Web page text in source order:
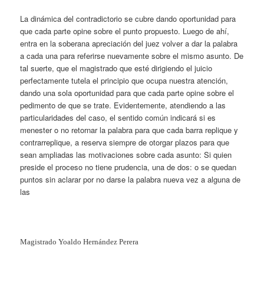
La dinámica del contradictorio se cubre dando oportunidad para
que cada parte opine sobre el punto propuesto. Luego de ahí,
entra en la soberana apreciación del juez volver a dar la palabra
a cada una para referirse nuevamente sobre el mismo asunto. De
tal suerte, que el magistrado que esté dirigiendo el juicio
perfectamente tutela el principio que ocupa nuestra atención,
dando una sola oportunidad para que cada parte opine sobre el
pedimento de que se trate. Evidentemente, atendiendo a las
particularidades del caso, el sentido común indicará si es
menester o no retornar la palabra para que cada barra replique y
contrarreplique, a reserva siempre de otorgar plazos para que
sean ampliadas las motivaciones sobre cada asunto: Si quien
preside el proceso no tiene prudencia, una de dos: o se quedan
puntos sin aclarar por no darse la palabra nueva vez a alguna de
las
Magistrado Yoaldo Hernández Perera